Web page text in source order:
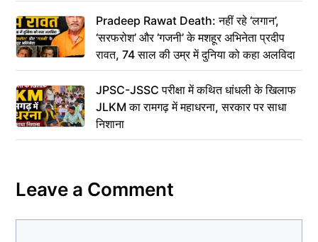
Pradeep Rawat Death: नहीं रहे ‘लगान’,
‘सरफरोश’ और ‘गजनी’ के मशहूर अभिनेता प्रदीप
रावत, 74 साल की उम्र में दुनिया को कहा अलविदा
JPSC-JSSC परीक्षा में कथित धांधली के खिलाफ
JLKM का रामगढ़ में महाधरना, सरकार पर साधा
निशाना
Leave a Comment